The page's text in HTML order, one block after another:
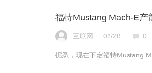
福特Mustang Mach-E产
互联网 02/28 0
据悉，现在下定福特Mustang